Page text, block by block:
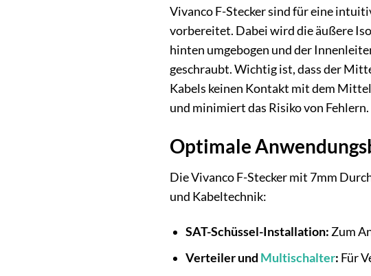
Vivanco F-Stecker sind für eine
vorbereitet. Dabei wird die äußere
hinten umgebogen und der
geschraubt. Wichtig ist, dass der
Kabels keinen Kontakt mit dem
und minimiert das Risiko von Fehlern.
Optimale
Die Vivanco F-Stecker mit 7mm
und Kabeltechnik:
SAT-Schüssel-Installation: Zum
Verteiler und Multischalter: Für